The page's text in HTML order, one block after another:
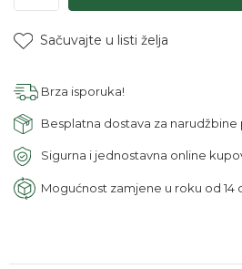
Sačuvajte u listi želja
Brza isporuka!
Besplatna dostava za narudžbine
Sigurna i jednostavna online
Mogućnost zamjene u roku od 14